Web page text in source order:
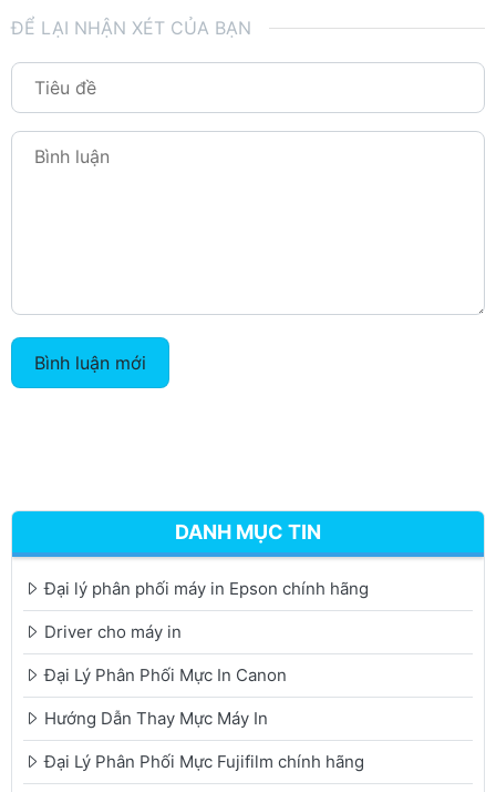
ĐỂ LẠI NHẬN XÉT CỦA BẠN
Bình luận mới
DANH MỤC TIN
Đại lý phân phối máy in Epson chính hãng
Driver cho máy in
Đại Lý Phân Phối Mực In Canon
Hướng Dẫn Thay Mực Máy In
Đại Lý Phân Phối Mực Fujifilm chính hãng